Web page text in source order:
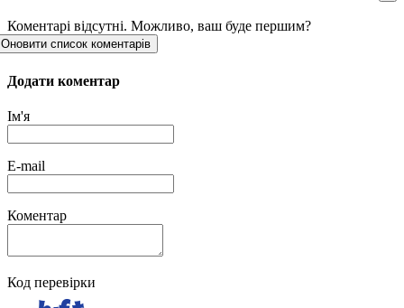
Коментарі відсутні. Можливо, ваш буде першим?
Оновити список коментарів
Додати коментар
Ім'я
E-mail
Коментар
Код перевірки